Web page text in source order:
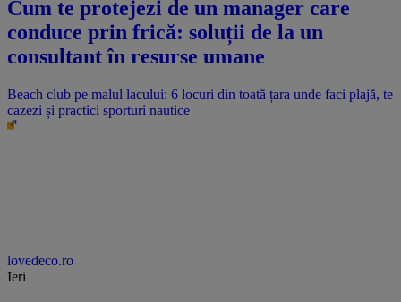
Cum te protejezi de un manager care
conduce prin frică: soluții de la un
consultant în resurse umane
Beach club pe malul lacului: 6 locuri din toată țara unde faci plajă, te
cazezi și practici sporturi nautice
lovedeco.ro
Ieri